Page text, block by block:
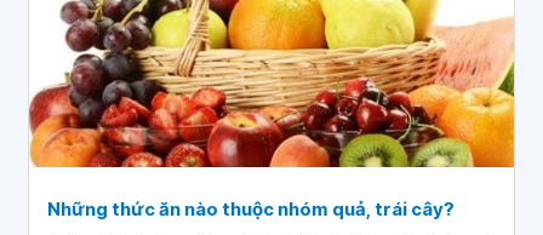
Những thức ăn nào thuộc nhóm quả, trái cây?